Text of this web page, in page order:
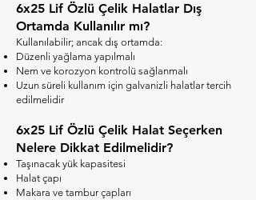
6x25 Lif Özlü Çelik Halatlar Dış
Ortamda Kullanılır mı?
Kullanılabilir; ancak dış ortamda:
Düzenli yağlama yapılmalı
Nem ve korozyon kontrolü sağlanmalı
Uzun süreli kullanım için galvanizli halatlar tercih
edilmelidir
6x25 Lif Özlü Çelik Halat Seçerken
Nelere Dikkat Edilmelidir?
Taşınacak yük kapasitesi
Halat çapı
Makara ve tambur çapları